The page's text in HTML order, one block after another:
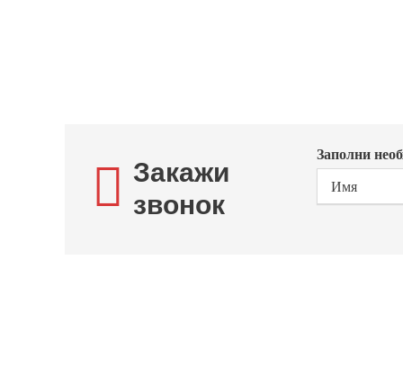
Закажи
звонок
Заполни